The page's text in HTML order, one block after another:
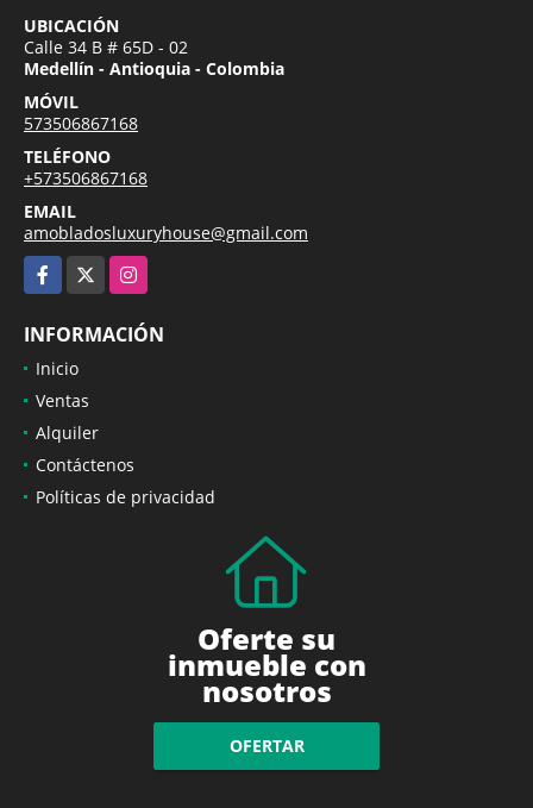
UBICACIÓN
Calle 34 B # 65D - 02
Medellín - Antioquia - Colombia
MÓVIL
573506867168
TELÉFONO
+573506867168
EMAIL
amobladosluxuryhouse@gmail.com
Facebook
Instagram
INFORMACIÓN
Inicio
Ventas
Alquiler
Contáctenos
Políticas de privacidad
Oferte su
inmueble con
nosotros
OFERTAR